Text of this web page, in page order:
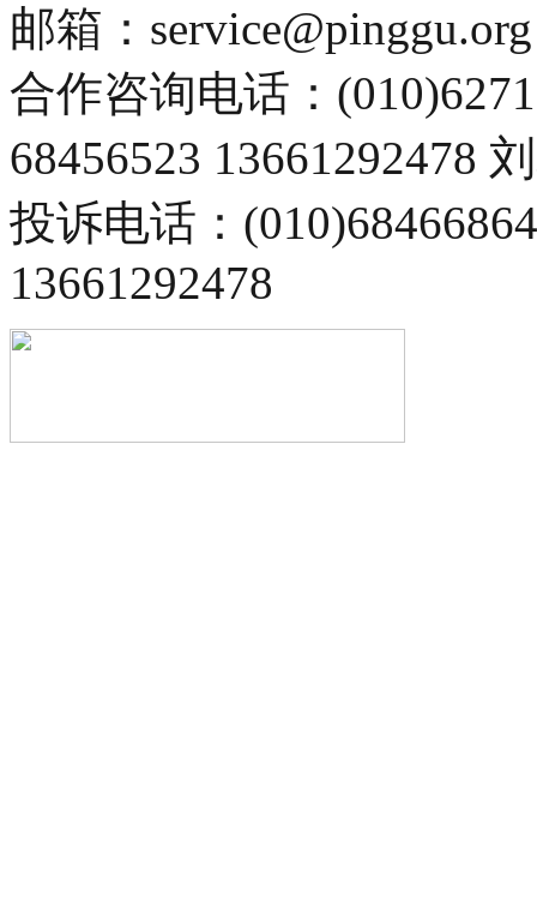
邮箱：service@pinggu.org
合作咨询电话：
68456523 13661292478
投诉电话：
13661292478